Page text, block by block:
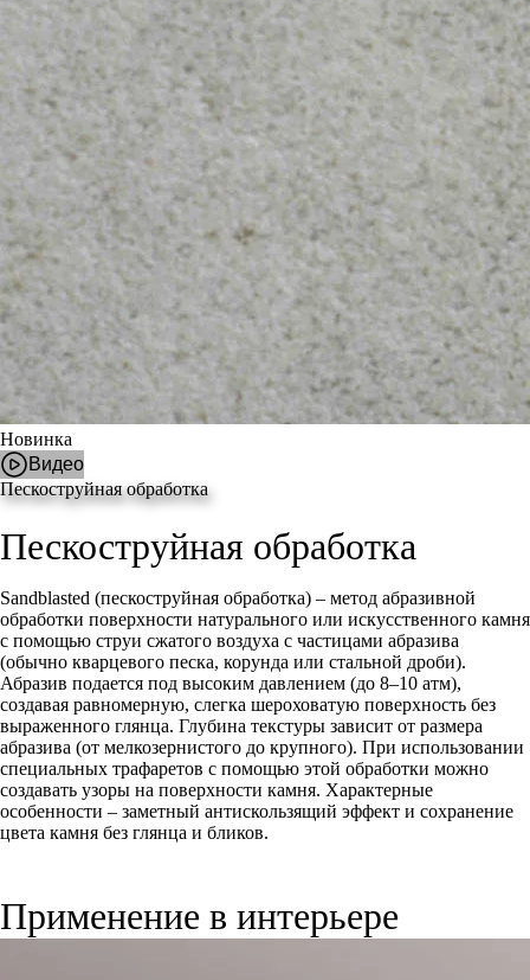
Новинка
Видео
Пескоструйная обработка
Пескоструйная обработка
Sandblasted (пескоструйная обработка) – метод абразивной
обработки поверхности натурального или искусственного камня
с помощью струи сжатого воздуха с частицами абразива
(обычно кварцевого песка, корунда или стальной дроби).
Абразив подается под высоким давлением (до 8–10 атм),
создавая равномерную, слегка шероховатую поверхность без
выраженного глянца. Глубина текстуры зависит от размера
абразива (от мелкозернистого до крупного). При использовании
специальных трафаретов с помощью этой обработки можно
создавать узоры на поверхности камня. Характерные
особенности – заметный антискользящий эффект и сохранение
цвета камня без глянца и бликов.
Применение в интерьере